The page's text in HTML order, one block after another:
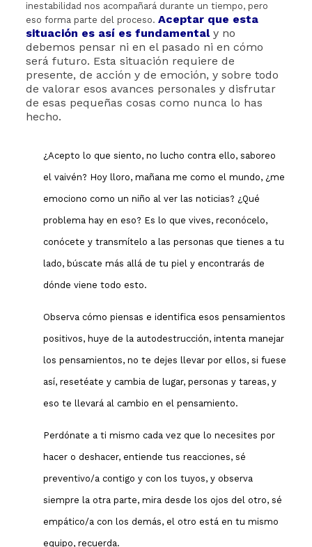
inestabilidad nos acompañará durante un tiempo, pero
eso forma parte del proceso. Aceptar que esta
situación es así es fundamentaly no
debemos pensar ni en el pasado ni en cómo
será futuro. Esta situación requiere de
presente, de acción y de emoción, y sobre todo
de valorar esos avances personales y disfrutar
de esas pequeñas cosas como nunca lo has
hecho.
¿Acepto lo que siento, no lucho contra ello, saboreo
el vaivén? Hoy lloro, mañana me como el mundo, ¿me
emociono como un niño al ver las noticias? ¿Qué
problema hay en eso? Es lo que vives, reconócelo,
conócete y transmítelo a las personas que tienes a tu
lado, búscate más allá de tu piel y encontrarás de
dónde viene todo esto.
Observa cómo piensas e identifica esos pensamientos
positivos, huye de la autodestrucción, intenta manejar
los pensamientos, no te dejes llevar por ellos, si fuese
así, resetéate y cambia de lugar, personas y tareas, y
eso te llevará al cambio en el pensamiento.
Perdónate a ti mismo cada vez que lo necesites por
hacer o deshacer, entiende tus reacciones, sé
preventivo/a contigo y con los tuyos, y observa
siempre la otra parte, mira desde los ojos del otro, sé
empático/a con los demás, el otro está en tu mismo
equipo, recuerda.